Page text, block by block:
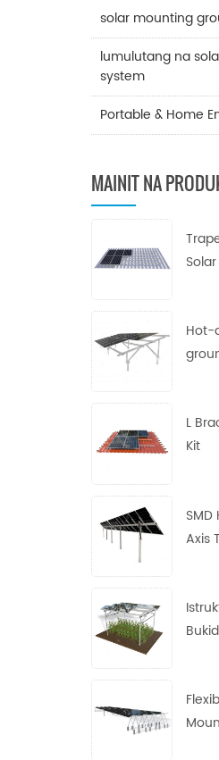
solar mounting
lumulutang na
system
Portable & Home
MAINIT NA
Hot-
L
Kit
Axis
Bukid